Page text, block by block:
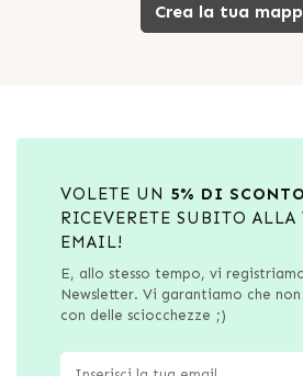
Crea la tua
VOLETE UN 5% DI SCONTO
RICEVERETE SUBITO ALLA
EMAIL!
E, allo stesso tempo, vi
Newsletter. Vi garantiamo che
con delle sciocchezze ;)